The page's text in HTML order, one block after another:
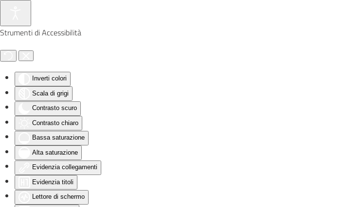
Strumenti di Accessibilità
Inverti colori
Scala di grigi
Contrasto scuro
Contrasto chiaro
Bassa saturazione
Alta saturazione
Evidenzia collegamenti
Evidenzia titoli
Lettore di schermo
Skip to main content